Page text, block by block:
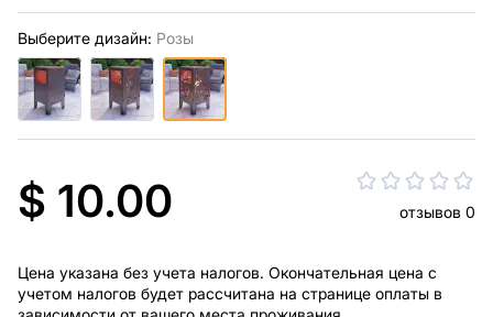
Выберите дизайн: Розы
$ 10.00 отзывов 0
Цена указана без учета налогов. Окончательная цена с
учетом налогов будет рассчитана на странице оплаты в